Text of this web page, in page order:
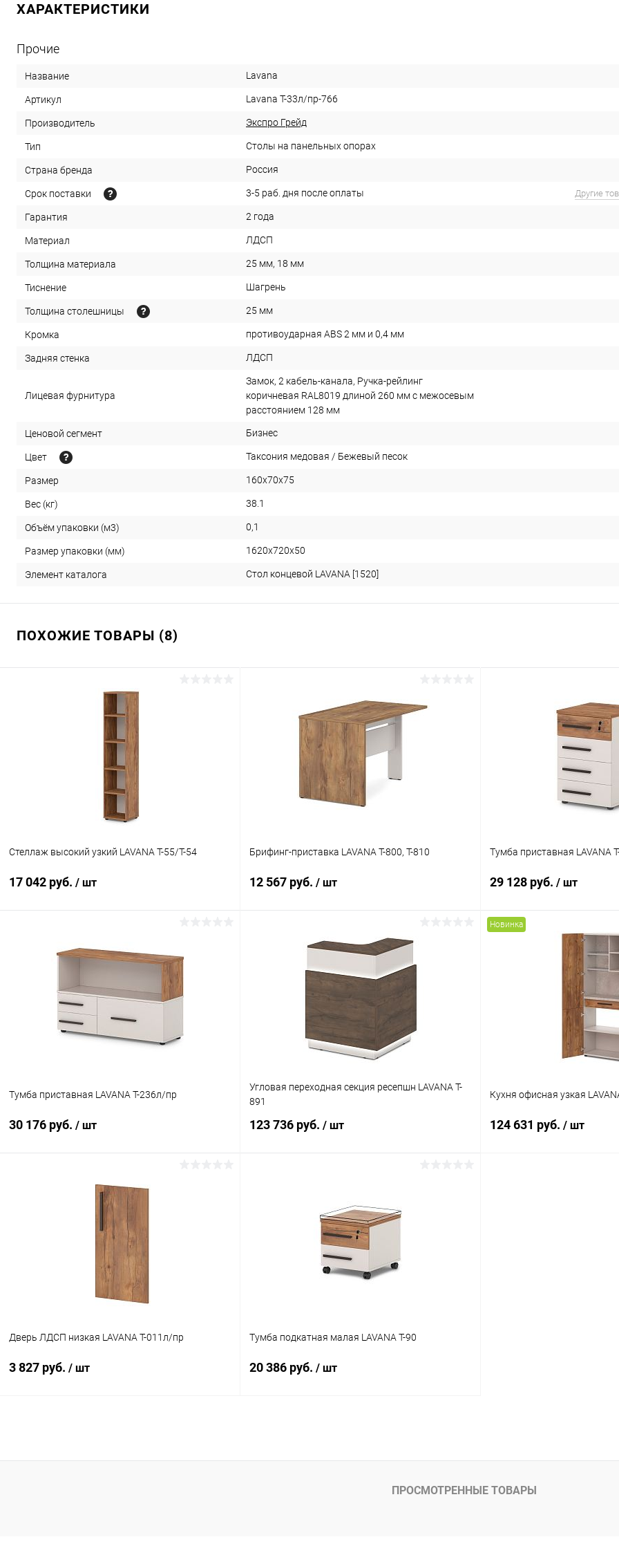
ХАРАКТЕРИСТИКИ
Прочие
Название Lavana
Артикул Lavana T-33л/пр-766
Производитель Экспро Грейд
Тип Столы на панельных опорах
Страна бренда Россия
Срок поставки 3-5 раб. дня после оплаты Другие
Гарантия 2 года
Материал ЛДСП
Толщина материала 25 мм, 18 мм
Тиснение Шагрень
Толщина столешницы 25 мм
Кромка противоударная ABS 2 мм и 0,4 мм
Задняя стенка ЛДСП
Лицевая фурнитура
Замок, 2 кабель-канала, Ручка-рейлинг
коричневая RAL8019 длиной 260 мм с межосевым
расстоянием 128 мм
Ценовой сегмент Бизнес
Цвет Таксония медовая / Бежевый песок
Размер 160x70x75
Вес (кг) 38.1
Объём упаковки (м3) 0,1
Размер упаковки (мм) 1620х720х50
Элемент каталога Стол концевой LAVANA [1520]
ПОХОЖИЕ ТОВАРЫ (8)
Стеллаж высокий узкий LAVANA T-55/Т-54
17 042 руб. / шт
К сравнению
В избранное В наличии
Брифинг-приставка LAVANA Т-800, Т-810
12 567 руб. / шт
В корзину
Купить в 1 клик К сравнению
В избранное
Тумба приставная LAVANA
29 128 руб. / шт
В
Купить в 1 клик
Тумба приставная LAVANA T-236л/пр
30 176 руб. / шт
В корзину
Угловая переходная секция ресепшн LAVANA T-
891
123 736 руб. / шт
Купить в 1 клик К сравнению
Новинка
Кухня офисная узкая
124 631 руб. / шт
Дверь ЛДСП низкая LAVANA T-011л/пр
3 827 руб. / шт
Купить в 1 клик К сравнению
Тумба подкатная малая LAVANA T-90
20 386 руб. / шт
Купить в 1 клик К сравнению
В наличии
ПРОСМОТРЕННЫЕ ТОВАРЫ